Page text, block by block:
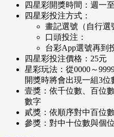
四星彩開獎時間：週一
四星彩投注方式：
畫記選號（自行選
口頭投注：
台彩App選號再到
四星彩投注價格：25元
星彩玩法：從0000～
開獎時將會出現一組3位
壹獎：依千位數、百位
數字
貳獎：依順序對中百位
參獎：對中十位數與個